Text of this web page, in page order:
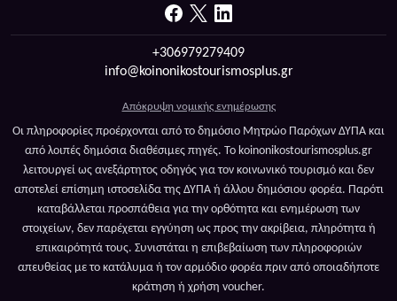
+306979279409
info@koinonikostourismosplus.gr
Απόκρυψη νομικής ενημέρωσης
Οι πληροφορίες προέρχονται από το δημόσιο Μητρώο Παρόχων ΔΥΠΑ και
από λοιπές δημόσια διαθέσιμες πηγές. Το koinonikostourismosplus.gr
λειτουργεί ως ανεξάρτητος οδηγός για τον κοινωνικό τουρισμό και δεν
αποτελεί επίσημη ιστοσελίδα της ΔΥΠΑ ή άλλου δημόσιου φορέα. Παρότι
καταβάλλεται προσπάθεια για την ορθότητα και ενημέρωση των
στοιχείων, δεν παρέχεται εγγύηση ως προς την ακρίβεια, πληρότητα ή
επικαιρότητά τους. Συνιστάται η επιβεβαίωση των πληροφοριών
απευθείας με το κατάλυμα ή τον αρμόδιο φορέα πριν από οποιαδήποτε
κράτηση ή χρήση voucher.